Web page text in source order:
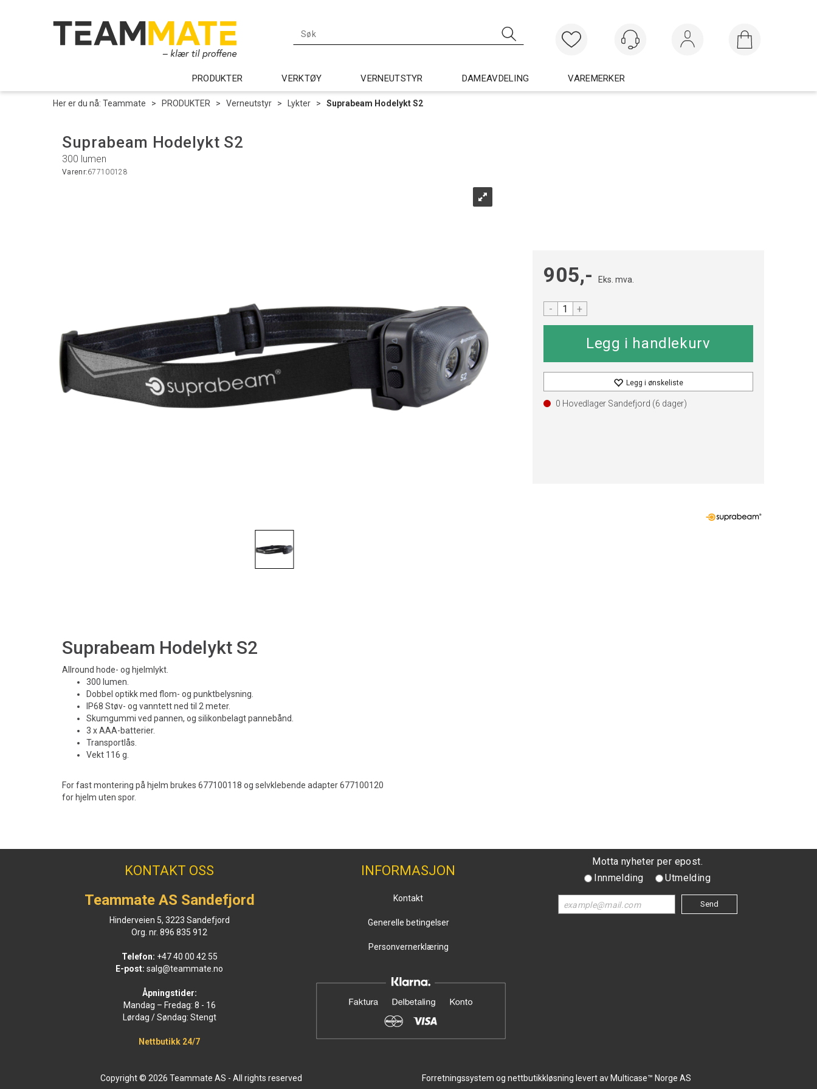
PRODUKTER VERKTØY VERNEUTSTYR DAMEAVDELING VAREMERKER
Her er du nå: Teammate > PRODUKTER > Verneutstyr > Lykter > Suprabeam Hodelykt S2
Suprabeam Hodelykt S2
300 lumen
Varenr:677100128
Eks. mva.
905,-
- +
Legg i ønskeliste
0 Hovedlager Sandefjord (6 dager)
Suprabeam Hodelykt S2
Allround hode- og hjelmlykt.
300 lumen.
Dobbel optikk med flom- og punktbelysning.
IP68 Støv- og vanntett ned til 2 meter.
Skumgummi ved pannen, og silikonbelagt pannebånd.
3 x AAA-batterier.
Transportlås.
Vekt 116 g.
For fast montering på hjelm brukes 677100118 og selvklebende adapter 677100120
for hjelm uten spor.
KONTAKT OSS
Teammate AS Sandefjord
Hinderveien 5, 3223 Sandefjord
Org. nr. 896 835 912
Telefon: +47 40 00 42 55
E-post: salg@teammate.no
Åpningstider:
Mandag – Fredag: 8 - 16
Lørdag / Søndag: Stengt
Nettbutikk 24/7
INFORMASJON
Kontakt
Generelle betingelser
Personvernerklæring
Motta nyheter per epost.
Innmelding
Utmelding
Copyright © 2026 Teammate AS - All rights reserved Forretningssystem ognettbutikkløsning levert av Multicase™ Norge AS